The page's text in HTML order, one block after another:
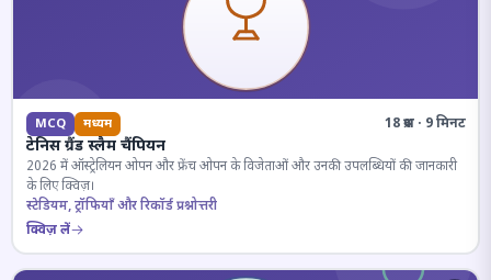
MCQ मध्यम 18 प्रश्न · 9 मिनट
टेनिस ग्रैंड स्लैम चैंपियन
2026 में ऑस्ट्रेलियन ओपन और फ्रेंच ओपन के विजेताओं और उनकी उपलब्धियों की जानकारी
के लिए क्विज़।
स्टेडियम, ट्रॉफियाँ और रिकॉर्ड प्रश्नोत्तरी
क्विज़ लें